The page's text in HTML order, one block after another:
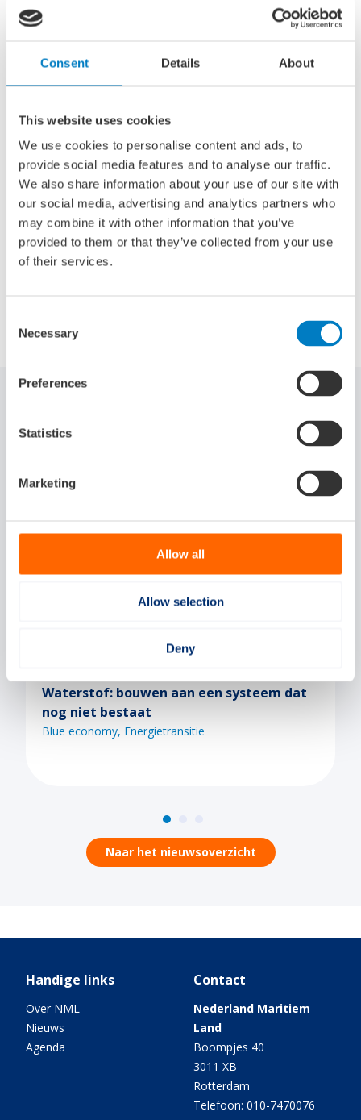
Consent Details About
This website uses cookies
We use cookies to personalise content and ads, to
provide social media features and to analyse our traffic.
We also share information about your use of our site with
our social media, advertising and analytics partners who
may combine it with other information that you’ve
provided to them or that they’ve collected from your use
of their services.
Selection
Necessary
Preferences
Statistics
Marketing
Allow all
Allow selection
Deny
geschreven, inclusief het beproeven van
onderzoeksresultaten op zee met de nieuwe
projectduur zal een symposium Quantum @ Sea
georganiseerd worden, waarin de resultaten van het
revolutionaire technologie met een potentieel van
nationaal belang. Zowel voor nationaal verdienvermogen,
strategische autonomie, nationale veiligheid en
geopolitieke concurrentiepositie. Dit project zal de aanzet
zijn voor de maritieme realisatie ervan.
Waterstof: bouwen aan een systeem dat
nog niet bestaat
Blue economy Energietransitie
Naar het nieuwsoverzicht
Handige links
Over NML
Nieuws
Agenda
Contact
Nederland Maritiem
Land
Boompjes 40
3011 XB
Rotterdam
Telefoon: 010-7470076